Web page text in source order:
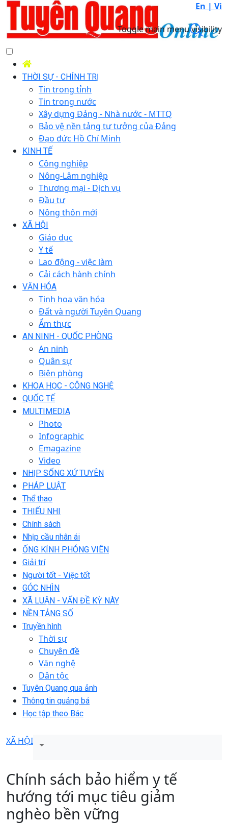
En | Vi
Toggle main menu visibility
THỜI SỰ - CHÍNH TRỊ
Tin trong tỉnh
Tin trong nước
Xây dựng Đảng - Nhà nước - MTTQ
Bảo vệ nền tảng tư tưởng của Đảng
Đạo đức Hồ Chí Minh
KINH TẾ
Công nghiệp
Nông-Lâm nghiệp
Thương mại - Dịch vụ
Đầu tư
Nông thôn mới
XÃ HỘI
Giáo dục
Y tế
Lao động - việc làm
Cải cách hành chính
VĂN HÓA
Tinh hoa văn hóa
Đất và người Tuyên Quang
Ẩm thực
AN NINH - QUỐC PHÒNG
An ninh
Quân sự
Biên phòng
KHOA HỌC - CÔNG NGHỆ
QUỐC TẾ
MULTIMEDIA
Photo
Infographic
Emagazine
Video
NHỊP SỐNG XỨ TUYÊN
PHÁP LUẬT
Thể thao
THIẾU NHI
Chính sách
Nhịp cầu nhân ái
ỐNG KÍNH PHÓNG VIÊN
Giải trí
Người tốt - Việc tốt
GÓC NHÌN
XÃ LUẬN - VẤN ĐỀ KỲ NÀY
NỀN TẢNG SỐ
Truyền hình
Thời sự
Chuyên đề
Văn nghệ
Dân tộc
Tuyên Quang qua ảnh
Thông tin quảng bá
Học tập theo Bác
XÃ HỘI
Chính sách bảo hiểm y tế
hướng tới mục tiêu giảm
nghèo bền vững